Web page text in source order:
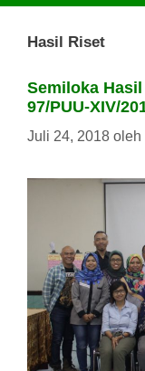
Hasil Riset
Semiloka
97/PUU-XIV/
Juli 24, 2018 oleh